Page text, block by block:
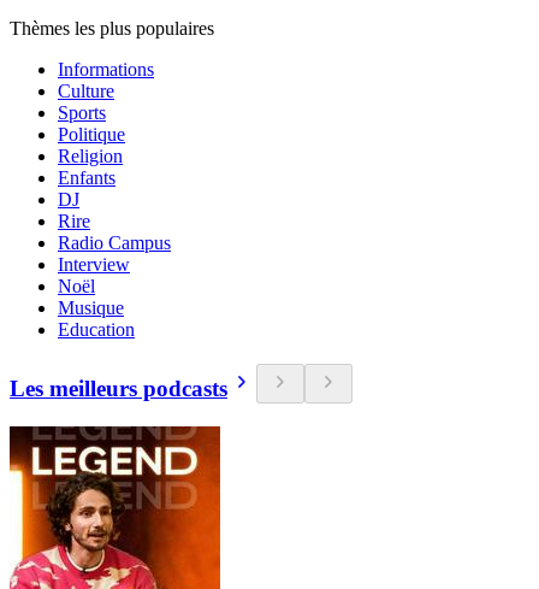
Thèmes les plus populaires
Informations
Culture
Sports
Politique
Religion
Enfants
DJ
Rire
Radio Campus
Interview
Noël
Musique
Education
Les meilleurs podcasts